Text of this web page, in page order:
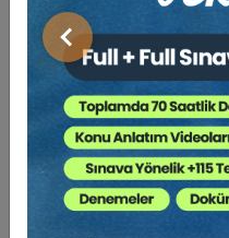
Önceki
BENZER VIDEO
Video Eğitim Abonesi